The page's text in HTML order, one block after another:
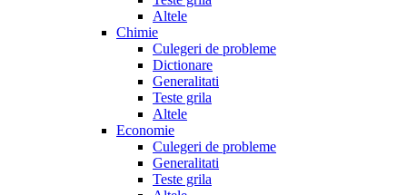
Altele
Chimie
Culegeri de probleme
Dictionare
Generalitati
Teste grila
Altele
Economie
Culegeri de probleme
Generalitati
Teste grila